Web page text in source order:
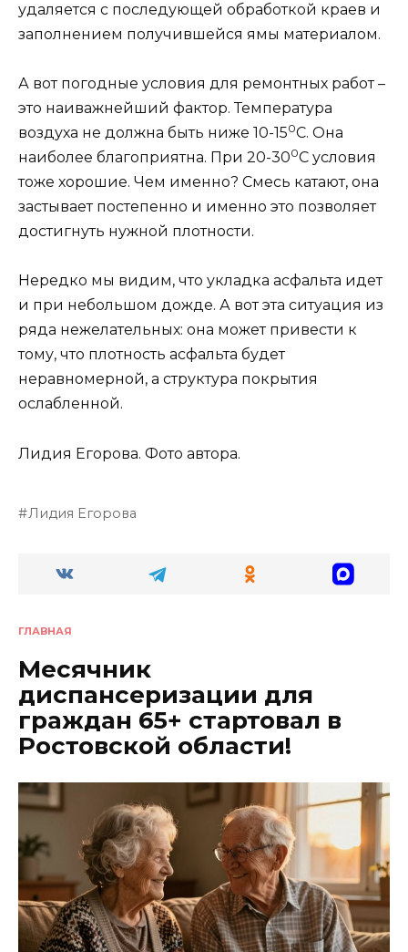
удаляется с последующей обработкой краев и
заполнением получившейся ямы материалом.
А вот погодные условия для ремонтных работ –
это наиважнейший фактор. Температура
воздуха не должна быть ниже 10-150С. Она
наиболее благоприятна. При 20-300С условия
тоже хорошие. Чем именно? Смесь катают, она
застывает постепенно и именно это позволяет
достигнуть нужной плотности.
Нередко мы видим, что укладка асфальта идет
и при небольшом дожде. А вот эта ситуация из
ряда нежелательных: она может привести к
тому, что плотность асфальта будет
неравномерной, а структура покрытия
ослабленной.
Лидия Егорова. Фото автора.
Лидия Егорова
ГЛАВНАЯ
Месячник
диспансеризации для
граждан 65+ стартовал в
Ростовской области!